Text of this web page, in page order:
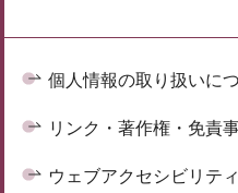
個人情報の取り扱いに
リンク・著作権・免責
ウェブアクセシビリティ